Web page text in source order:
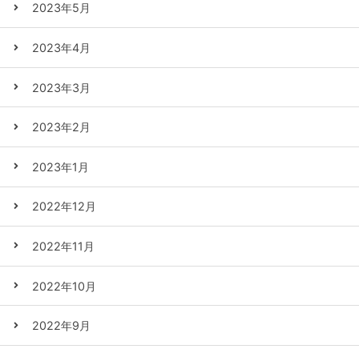
2023年5月
2023年4月
2023年3月
2023年2月
2023年1月
2022年12月
2022年11月
2022年10月
2022年9月